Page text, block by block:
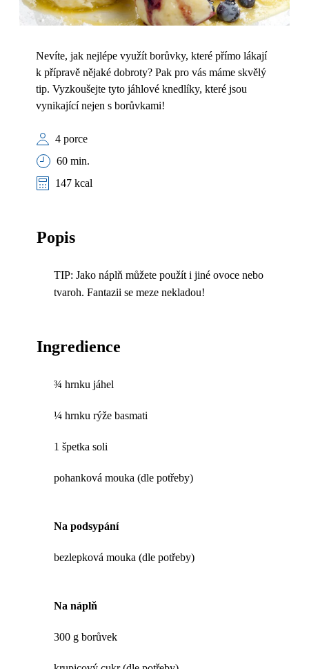
Nevíte, jak nejlépe využít borůvky, které přímo lákají
k přípravě nějaké dobroty? Pak pro vás máme skvělý
tip. Vyzkoušejte tyto jáhlové knedlíky, které jsou
vynikající nejen s borůvkami!
4 porce
60 min.
147 kcal
Popis
TIP: Jako náplň můžete použít i jiné ovoce nebo
tvaroh. Fantazii se meze nekladou!
Ingredience
¾ hrnku jáhel
¼ hrnku rýže basmati
1 špetka soli
pohanková mouka (dle potřeby)
Na podsypání
bezlepková mouka (dle potřeby)
Na náplň
300 g borůvek